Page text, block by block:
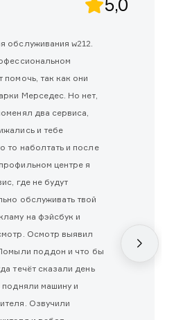
5,0
обслуживания w212.
помочь, так как они
Мерседес. Но нет,
два сервиса,
и тебе
то наболтать и после
центре я
где не будут
обслуживать твой
на фэйсбук и
Осмотр выявил
поддон и что бы
течёт сказали день
машину и
Озвучили